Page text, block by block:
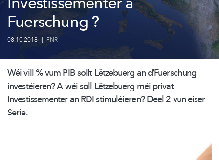
Fuerschung ?
08.10.2018 | FNR
Wéi vill % vum PIB sollt Lëtzebuerg an d’Fuerschung
investéieren?A wéi soll Lëtzebuerg méi privat
Investissementeran RDIstimuléieren?Deel 2 vun eiser
Serie.